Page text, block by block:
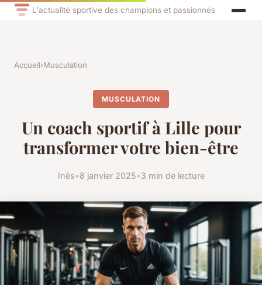
L'actualité sportive des champions et passionnés
Accueil›Musculation
MUSCULATION
Un coach sportif à Lille pour
transformer votre bien-être
Inès•8 janvier 2025•3 min de lecture